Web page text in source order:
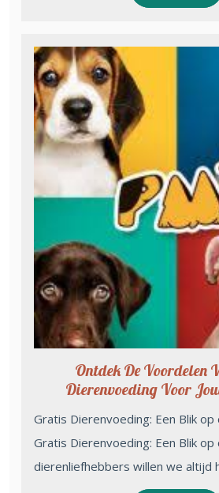
Ontdek De Voordelen
Dierenvoeding Voor
Gratis Dierenvoeding: Een Blik
Gratis Dierenvoeding: Een Blik op
dierenliefhebbers willen we altijd